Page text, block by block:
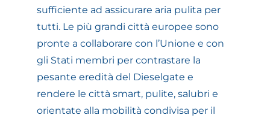
sufficiente ad assicurare aria pulita per
tutti. Le più grandi città europee sono
pronte a collaborare con l’Unione e con
gli Stati membri per contrastare la
pesante eredità del Dieselgate e
rendere le città smart, pulite, salubri e
orientate alla mobilità condivisa per il